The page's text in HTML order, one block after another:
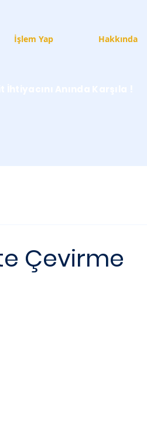
İşlem Yap Hakkında
Çevirme